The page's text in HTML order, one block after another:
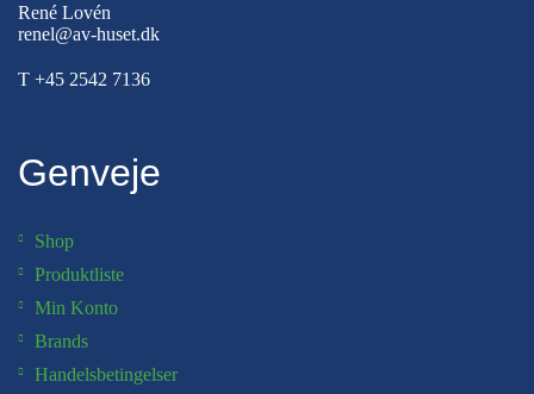
René Lovén
renel@av-huset.dk
T +45 2542 7136
Genveje
Shop
Produktliste
Min Konto
Brands
Handelsbetingelser